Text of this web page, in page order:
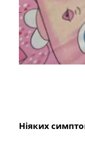
Ніяких